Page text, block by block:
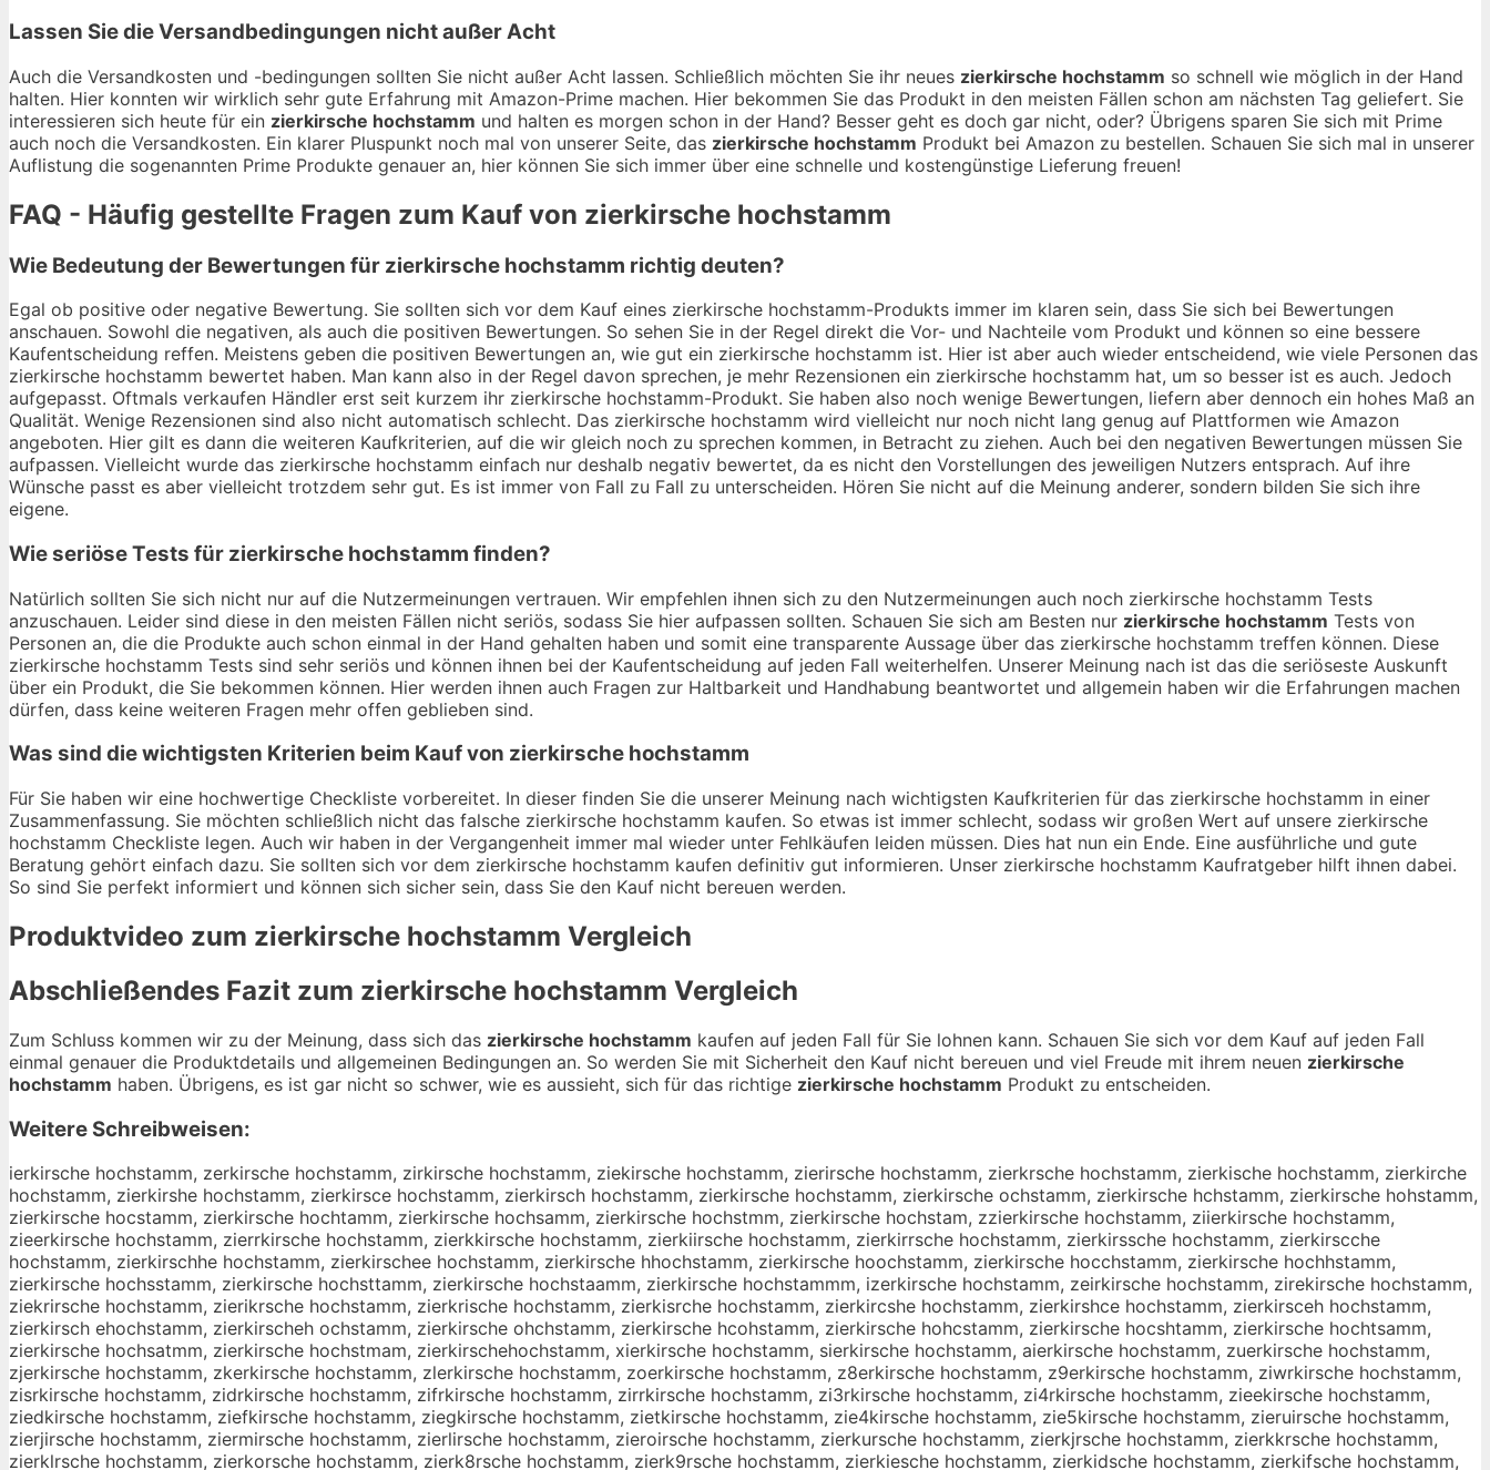
Lassen Sie die Versandbedingungen nicht außer Acht
Auch die Versandkosten und -bedingungen sollten Sie nicht außer Acht lassen. Schließlich möchten Sie ihr neues zierkirsche hochstamm so schnell wie möglich in der Hand
halten. Hier konnten wir wirklich sehr gute Erfahrung mit Amazon-Prime machen. Hier bekommen Sie das Produkt in den meisten Fällen schon am nächsten Tag geliefert. Sie
interessieren sich heute für ein zierkirsche hochstamm und halten es morgen schon in der Hand? Besser geht es doch gar nicht, oder? Übrigens sparen Sie sich mit Prime
auch noch die Versandkosten. Ein klarer Pluspunkt noch mal von unserer Seite, das zierkirsche hochstamm Produkt bei Amazon zu bestellen. Schauen Sie sich mal in unserer
Auflistung die sogenannten Prime Produkte genauer an, hier können Sie sich immer über eine schnelle und kostengünstige Lieferung freuen!
FAQ - Häufig gestellte Fragen zum Kauf von zierkirsche hochstamm
Wie Bedeutung der Bewertungen für zierkirsche hochstamm richtig deuten?
Egal ob positive oder negative Bewertung. Sie sollten sich vor dem Kauf eines zierkirsche hochstamm-Produkts immer im klaren sein, dass Sie sich bei Bewertungen
anschauen. Sowohl die negativen, als auch die positiven Bewertungen. So sehen Sie in der Regel direkt die Vor- und Nachteile vom Produkt und können so eine bessere
Kaufentscheidung reffen. Meistens geben die positiven Bewertungen an, wie gut ein zierkirsche hochstamm ist. Hier ist aber auch wieder entscheidend, wie viele Personen das
zierkirsche hochstamm bewertet haben. Man kann also in der Regel davon sprechen, je mehr Rezensionen ein zierkirsche hochstamm hat, um so besser ist es auch. Jedoch
aufgepasst. Oftmals verkaufen Händler erst seit kurzem ihr zierkirsche hochstamm-Produkt. Sie haben also noch wenige Bewertungen, liefern aber dennoch ein hohes Maß an
Qualität. Wenige Rezensionen sind also nicht automatisch schlecht. Das zierkirsche hochstamm wird vielleicht nur noch nicht lang genug auf Plattformen wie Amazon
angeboten. Hier gilt es dann die weiteren Kaufkriterien, auf die wir gleich noch zu sprechen kommen, in Betracht zu ziehen. Auch bei den negativen Bewertungen müssen Sie
aufpassen. Vielleicht wurde das zierkirsche hochstamm einfach nur deshalb negativ bewertet, da es nicht den Vorstellungen des jeweiligen Nutzers entsprach. Auf ihre
Wünsche passt es aber vielleicht trotzdem sehr gut. Es ist immer von Fall zu Fall zu unterscheiden. Hören Sie nicht auf die Meinung anderer, sondern bilden Sie sich ihre
eigene.
Wie seriöse Tests für zierkirsche hochstamm finden?
Natürlich sollten Sie sich nicht nur auf die Nutzermeinungen vertrauen. Wir empfehlen ihnen sich zu den Nutzermeinungen auch noch zierkirsche hochstamm Tests
anzuschauen. Leider sind diese in den meisten Fällen nicht seriös, sodass Sie hier aufpassen sollten. Schauen Sie sich am Besten nur zierkirsche hochstamm Tests von
Personen an, die die Produkte auch schon einmal in der Hand gehalten haben und somit eine transparente Aussage über das zierkirsche hochstamm treffen können. Diese
zierkirsche hochstamm Tests sind sehr seriös und können ihnen bei der Kaufentscheidung auf jeden Fall weiterhelfen. Unserer Meinung nach ist das die seriöseste Auskunft
über ein Produkt, die Sie bekommen können. Hier werden ihnen auch Fragen zur Haltbarkeit und Handhabung beantwortet und allgemein haben wir die Erfahrungen machen
dürfen, dass keine weiteren Fragen mehr offen geblieben sind.
Was sind die wichtigsten Kriterien beim Kauf von zierkirsche hochstamm
Für Sie haben wir eine hochwertige Checkliste vorbereitet. In dieser finden Sie die unserer Meinung nach wichtigsten Kaufkriterien für das zierkirsche hochstamm in einer
Zusammenfassung. Sie möchten schließlich nicht das falsche zierkirsche hochstamm kaufen. So etwas ist immer schlecht, sodass wir großen Wert auf unsere zierkirsche
hochstamm Checkliste legen. Auch wir haben in der Vergangenheit immer mal wieder unter Fehlkäufen leiden müssen. Dies hat nun ein Ende. Eine ausführliche und gute
Beratung gehört einfach dazu. Sie sollten sich vor dem zierkirsche hochstamm kaufen definitiv gut informieren. Unser zierkirsche hochstamm Kaufratgeber hilft ihnen dabei.
So sind Sie perfekt informiert und können sich sicher sein, dass Sie den Kauf nicht bereuen werden.
Produktvideo zum zierkirsche hochstamm Vergleich
Abschließendes Fazit zum zierkirsche hochstamm Vergleich
Zum Schluss kommen wir zu der Meinung, dass sich das zierkirsche hochstamm kaufen auf jeden Fall für Sie lohnen kann. Schauen Sie sich vor dem Kauf auf jeden Fall
einmal genauer die Produktdetails und allgemeinen Bedingungen an. So werden Sie mit Sicherheit den Kauf nicht bereuen und viel Freude mit ihrem neuen zierkirsche
hochstamm haben. Übrigens, es ist gar nicht so schwer, wie es aussieht, sich für das richtige zierkirsche hochstamm Produkt zu entscheiden.
Weitere Schreibweisen:
ierkirsche hochstamm, zerkirsche hochstamm, zirkirsche hochstamm, ziekirsche hochstamm, zierirsche hochstamm, zierkrsche hochstamm, zierkische hochstamm, zierkirche
hochstamm, zierkirshe hochstamm, zierkirsce hochstamm, zierkirsch hochstamm, zierkirsche hochstamm, zierkirsche ochstamm, zierkirsche hchstamm, zierkirsche hohstamm,
zierkirsche hocstamm, zierkirsche hochtamm, zierkirsche hochsamm, zierkirsche hochstmm, zierkirsche hochstam, zzierkirsche hochstamm, ziierkirsche hochstamm,
zieerkirsche hochstamm, zierrkirsche hochstamm, zierkkirsche hochstamm, zierkiirsche hochstamm, zierkirrsche hochstamm, zierkirssche hochstamm, zierkirscche
hochstamm, zierkirschhe hochstamm, zierkirschee hochstamm, zierkirsche hhochstamm, zierkirsche hoochstamm, zierkirsche hocchstamm, zierkirsche hochhstamm,
zierkirsche hochsstamm, zierkirsche hochsttamm, zierkirsche hochstaamm, zierkirsche hochstammm, izerkirsche hochstamm, zeirkirsche hochstamm, zirekirsche hochstamm,
ziekrirsche hochstamm, zierikrsche hochstamm, zierkrische hochstamm, zierkisrche hochstamm, zierkircshe hochstamm, zierkirshce hochstamm, zierkirsceh hochstamm,
zierkirsch ehochstamm, zierkirscheh ochstamm, zierkirsche ohchstamm, zierkirsche hcohstamm, zierkirsche hohcstamm, zierkirsche hocshtamm, zierkirsche hochtsamm,
zierkirsche hochsatmm, zierkirsche hochstmam, zierkirschehochstamm, xierkirsche hochstamm, sierkirsche hochstamm, aierkirsche hochstamm, zuerkirsche hochstamm,
zjerkirsche hochstamm, zkerkirsche hochstamm, zlerkirsche hochstamm, zoerkirsche hochstamm, z8erkirsche hochstamm, z9erkirsche hochstamm, ziwrkirsche hochstamm,
zisrkirsche hochstamm, zidrkirsche hochstamm, zifrkirsche hochstamm, zirrkirsche hochstamm, zi3rkirsche hochstamm, zi4rkirsche hochstamm, zieekirsche hochstamm,
ziedkirsche hochstamm, ziefkirsche hochstamm, ziegkirsche hochstamm, zietkirsche hochstamm, zie4kirsche hochstamm, zie5kirsche hochstamm, zieruirsche hochstamm,
zierjirsche hochstamm, ziermirsche hochstamm, zierlirsche hochstamm, zieroirsche hochstamm, zierkursche hochstamm, zierkjrsche hochstamm, zierkkrsche hochstamm,
zierklrsche hochstamm, zierkorsche hochstamm, zierk8rsche hochstamm, zierk9rsche hochstamm, zierkiesche hochstamm, zierkidsche hochstamm, zierkifsche hochstamm,